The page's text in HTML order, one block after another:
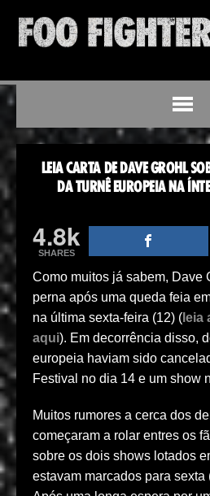
LEIA CARTA DE DAVE GROHL
DA TURNÊ EUROPEIA NA
4.8k
SHARES
Como muitos já sabem, Dave
perna após uma queda feia
na última sexta-feira (12) ( leia
aqui). Em decorrência disso,
europeia haviam sido
Festival no dia 14 e um show
Muitos rumores a cerca dos
começaram a rolar entres os
sobre os dois shows lotados
estavam marcados para sexta